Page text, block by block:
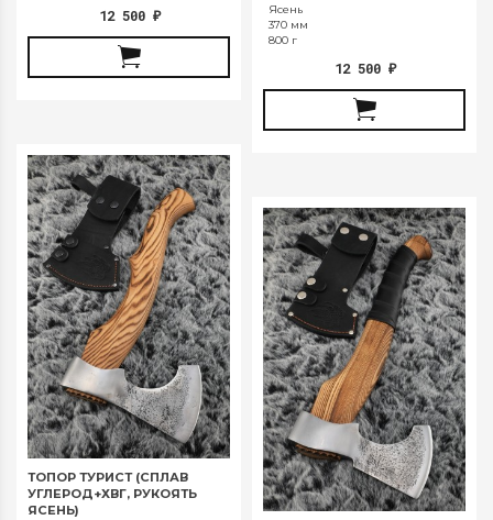
12 500 ₽
Ясень
370 мм
800 г
12 500 ₽
ТОПОР ТУРИСТ (СПЛАВ
УГЛЕРОД+ХВГ, РУКОЯТЬ
ЯСЕНЬ)